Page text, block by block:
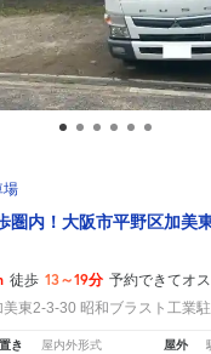
場
圏内！大阪市平野区加美
徒歩 13～19分 予約できてオス
美東2-3-30 昭和ブラスト工業
き 屋内外形式 屋外